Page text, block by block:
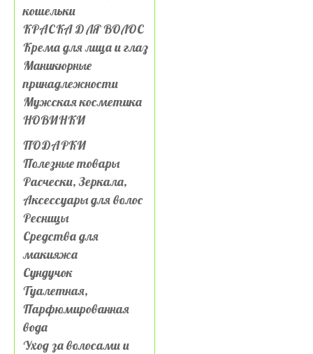
кошельки
КРАСКА ДЛЯ ВОЛОС
Крема для лица и глаз
Маникюрные
принадлежности
Мужская косметика
НОВИНКИ
ПОДАРКИ
Полезные товары
Расчески, Зеркала,
Аксессуары для волос
Ресницы
Средства для
макияжа
Сундучок
Туалетная,
Парфюмированная
вода
Уход за волосами и